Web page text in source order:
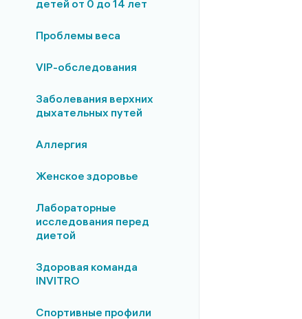
детей от 0 до 14 лет
Проблемы веса
VIP-обследования
Заболевания верхних
дыхательных путей
Аллергия
Женское здоровье
Лабораторные
исследования перед
диетой
Здоровая команда
INVITRO
Спортивные профили